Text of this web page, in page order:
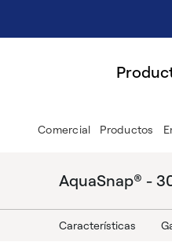
Comercial Productos
AquaSnap® -
Características